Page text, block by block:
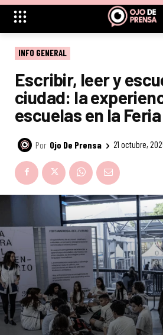
INFO GENERAL
Escribir, leer y
ciudad: la
escuelas en la
Por Ojo De Prensa 21 octubre,